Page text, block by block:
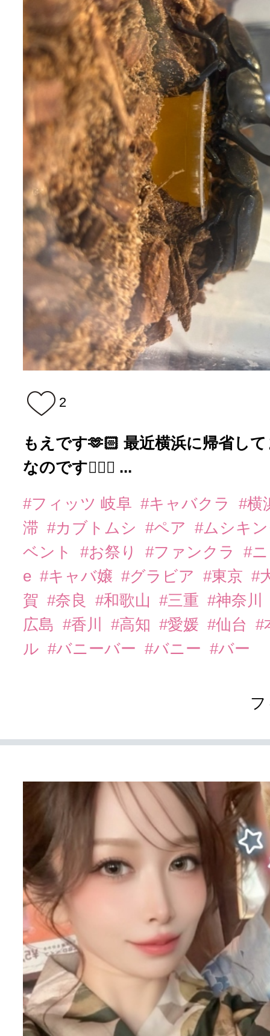
2
もえです🫶🏻 最近横浜に帰省し
なのです👍🏻✨ ...
#フィッツ 岐阜 #キャバクラ
#横
滞 #カブトムシ #ペア
#ムシキ
ベント
#お祭り #ファンクラ
#
e #キャバ嬢 #グラビア #東京 #
賀 #奈良 #和歌山 #三重 #神奈川
広島
#香川 #高知 #愛媛 #仙台
#
ル #バニーバー #バニー #バー